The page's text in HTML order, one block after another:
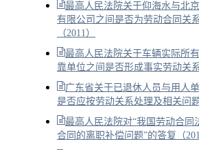
最高人民法院关于仰海水与北
有限公司之间是否为劳动合同关
（2011）
最高人民法院关于车辆实际所
靠单位之间是否形成事实劳动关
广东省关于已退休人员与用人
是否应按劳动关系处理及相关问
最高人民法院对“我国劳动合同
合同的离职补偿问题”的答复（